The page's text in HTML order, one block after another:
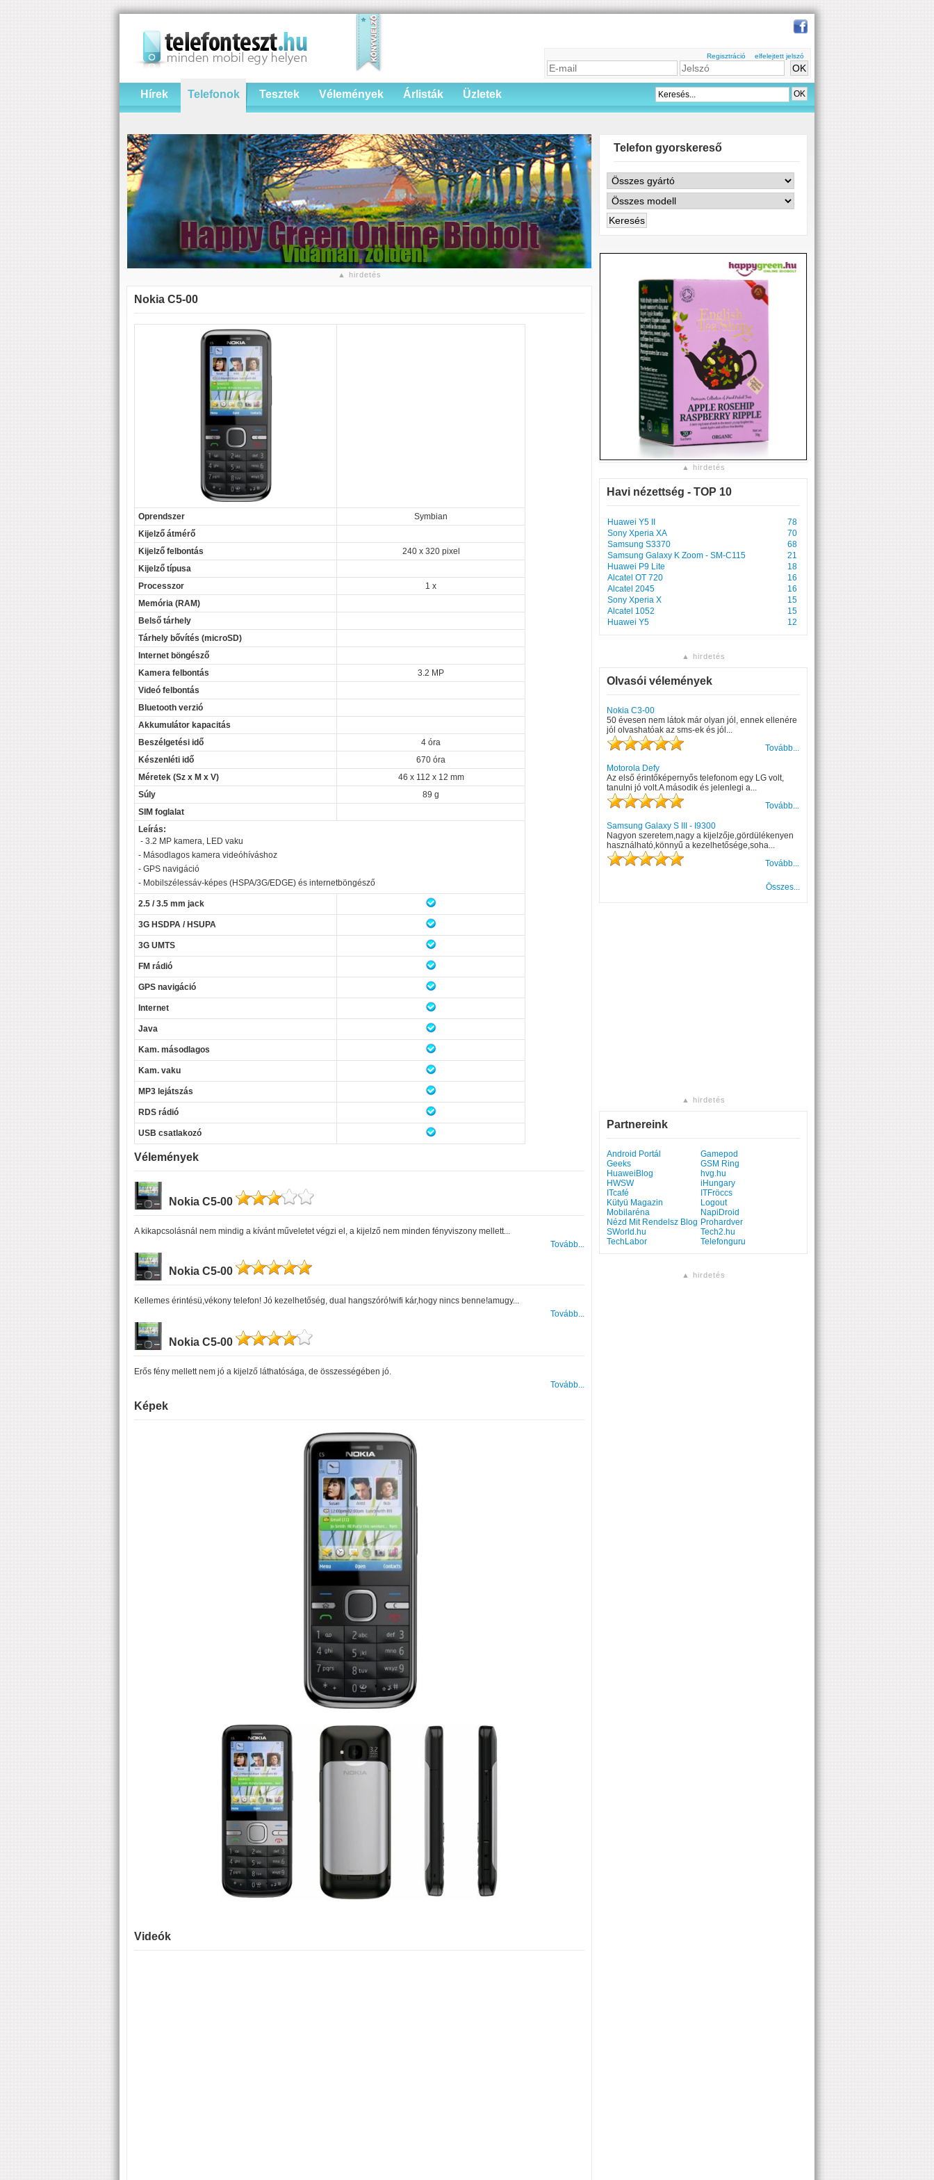
Regisztráció elfelejtett jelszó
Hírek Telefonok Tesztek Vélemények Árlisták Üzletek
▲ hirdetés
Nokia C5-00
Oprendszer
Symbian
Kijelző átmérő
Kijelző felbontás
240 x 320 pixel
Kijelző típusa
Processzor
1 x
Memória (RAM)
Belső tárhely
Tárhely bővítés (microSD)
Internet böngésző
Kamera felbontás
3.2 MP
Videó felbontás
Bluetooth verzió
Akkumulátor kapacitás
Beszélgetési idő
4 óra
Készenléti idő
670 óra
Méretek (Sz x M x V)
46 x 112 x 12 mm
Súly
89 g
SIM foglalat
Leírás:
- 3.2 MP kamera, LED vaku
- Másodlagos kamera videóhíváshoz
- GPS navigáció
- Mobilszélessáv-képes (HSPA/3G/EDGE) és internetböngésző
2.5 / 3.5 mm jack
3G HSDPA / HSUPA
3G UMTS
FM rádió
GPS navigáció
Internet
Java
Kam. másodlagos
Kam. vaku
MP3 lejátszás
RDS rádió
USB csatlakozó
Vélemények
Nokia C5-00
A kikapcsolásnál nem mindig a kívánt műveletet végzi el, a kijelző nem minden fényviszony mellett...
Tovább...
Nokia C5-00
Kellemes érintésü,vékony telefon! Jó kezelhetőség, dual hangszóró!wifi kár,hogy nincs benne!amugy...
Tovább...
Nokia C5-00
Erős fény mellett nem jó a kijelző láthatósága, de összességében jó.
Tovább...
Képek
Videók
Telefon gyorskereső
▲ hirdetés
Havi nézettség - TOP 10
Huawei Y5 II
78
Sony Xperia XA
70
Samsung S3370
68
Samsung Galaxy K Zoom - SM-C115
21
Huawei P9 Lite
18
Alcatel OT 720
16
Alcatel 2045
16
Sony Xperia X
15
Alcatel 1052
15
Huawei Y5
12
▲ hirdetés
Olvasói vélemények
Nokia C3-00
50 évesen nem látok már olyan jól, ennek ellenére
jól olvashatóak az sms-ek és jól...
Tovább...
Motorola Defy
Az első érintőképernyős telefonom egy LG volt,
tanulni jó volt.A második és jelenlegi a...
Tovább...
Samsung Galaxy S III - I9300
Nagyon szeretem,nagy a kijelzője,gördülékenyen
használható,könnyű a kezelhetősége,soha...
Tovább...
Összes...
▲ hirdetés
Partnereink
Android Portál
Gamepod
Geeks
GSM Ring
HuaweiBlog
hvg.hu
HWSW
iHungary
ITcafé
ITFröccs
Kütyü Magazin
Logout
Mobilaréna
NapiDroid
Nézd Mit Rendelsz Blog Prohardver
SWorld.hu
Tech2.hu
TechLabor
Telefonguru
▲ hirdetés